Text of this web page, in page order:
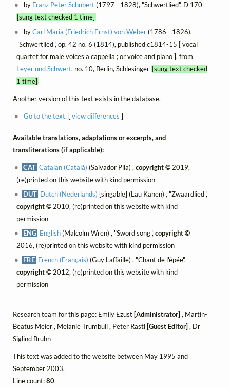
by Franz Peter Schubert(1797 - 1828), "Schwertlied", D 170
[sung text checked 1 time]
byCarl Maria (Friedrich Ernst) von Weber(1786 - 1826),
"Schwertlied", op. 42 no. 6 (1814), published c1814-15 [ vocal
quartet for male voices a cappella ; or voice and piano ], from
Leyer und Schwert, no. 10, Berlin, Schlesinger [sung text checked
1 time]
Another version of this text exists in the database.
Go to the text. [view differences ]
Available translations, adaptations or excerpts, and
transliterations (if applicable):
CAT Catalan (Català) (Salvador Pila) ,copyright © 2019,
(re)printed on this website with kind permission
DUT Dutch (Nederlands) [singable] (Lau Kanen) , "Zwaardlied",
copyright ©2010, (re)printed on this website with kind
permission
ENG English(Malcolm Wren) , "Sword song",copyright ©
2016, (re)printed on this website with kind permission
FRE French (Français) (Guy Laffaille) , "Chant de l'épée",
copyright ©2012, (re)printed on this website with kind
permission
Research team for this page: Emily Ezust [Administrator] , Martin-
Beatus Meier , Melanie Trumbull , Peter Rastl [Guest Editor] , Dr
Siglind Bruhn
This text was added to the website between May 1995 and
September 2003.
Line count:80